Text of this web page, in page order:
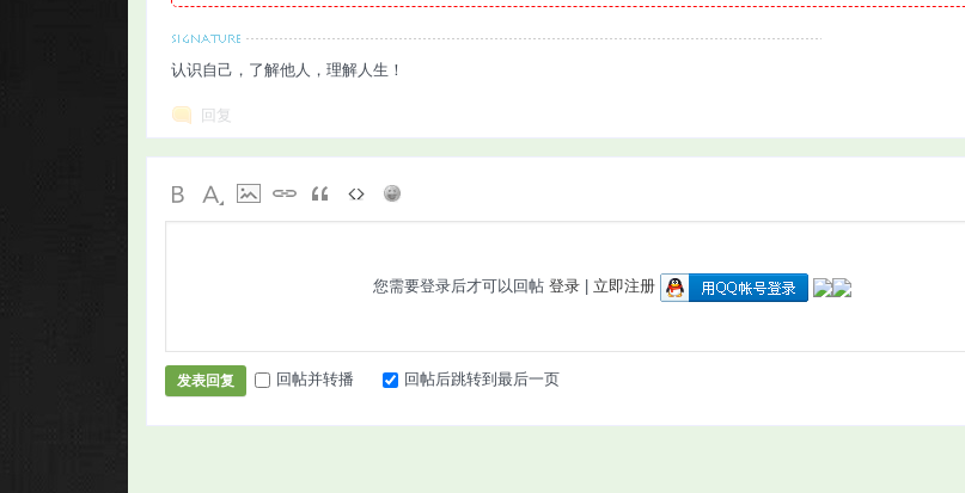
认识自己，了解他人，理解人生！
回复
您需要登录后才可以回帖 登录 立即注册
发表回复 回帖并转播 回帖后跳转到最后一页